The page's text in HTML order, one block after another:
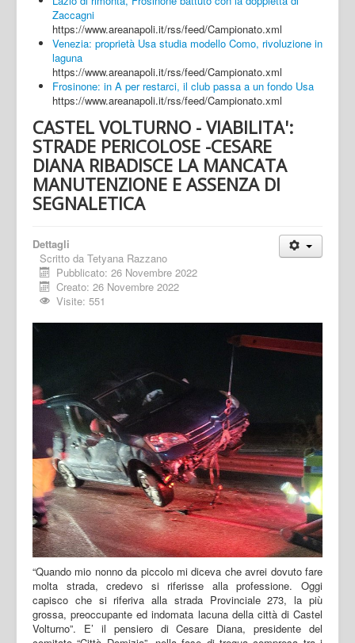
Zaccagni
https://www.areanapoli.it/rss/feed/Campionato.xml
Venezia: proprietà Usa studia modello Como, rivoluzione in
laguna
https://www.areanapoli.it/rss/feed/Campionato.xml
Frosinone: in A per restarci, il club passa a un fondo Usa
https://www.areanapoli.it/rss/feed/Campionato.xml
CASTEL VOLTURNO - VIABILITA':
STRADE PERICOLOSE -CESARE
DIANA RIBADISCE LA MANCATA
MANUTENZIONE E ASSENZA DI
SEGNALETICA
Dettagli
Scritto da Tetyana Razzano
Pubblicato: 26 Novembre 2022
Creato: 26 Novembre 2022
Visite: 551
“Quando mio nonno da piccolo mi diceva che avrei dovuto fare
molta strada, credevo si riferisse alla professione. Oggi
capisco che si riferiva alla strada Provinciale 273, la più
grossa, preoccupante ed indomata lacuna della città di Castel
Volturno”. E’ il pensiero di Cesare Diana, presidente del